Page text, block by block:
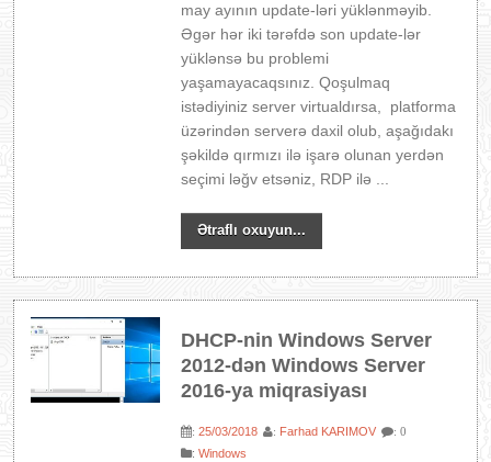
may ayının update-ləri yüklənməyib.
Əgər hər iki tərəfdə son update-lər
yüklənsə bu problemi
yaşamayacaqsınız. Qoşulmaq
istədiyiniz server virtualdırsa, platforma
üzərindən serverə daxil olub, aşağıdakı
şəkildə qırmızı ilə işarə olunan yerdən
seçimi ləğv etsəniz, RDP ilə ...
Ətraflı oxuyun...
DHCP-nin Windows Server
2012-dən Windows Server
2016-ya miqrasiyası
:25/03/2018 : Farhad KARIMOV : 0
:Windows